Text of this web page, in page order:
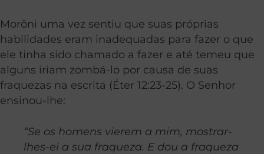
Morôni uma vez sentiu que suas próprias
habilidades eram inadequadas para fazer o que
ele tinha sido chamado a fazer e até temeu que
alguns iriam zombá-lo por causa de suas
fraquezas na escrita (Éter 12:23-25). O Senhor
ensinou-lhe:
“Se os homens vierem a mim, mostrar-
lhes-ei a sua fraqueza. E dou a fraqueza